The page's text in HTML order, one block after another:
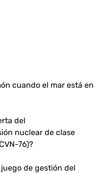
cuando el mar está en
del
nuclear de clase
76)?
de gestión del